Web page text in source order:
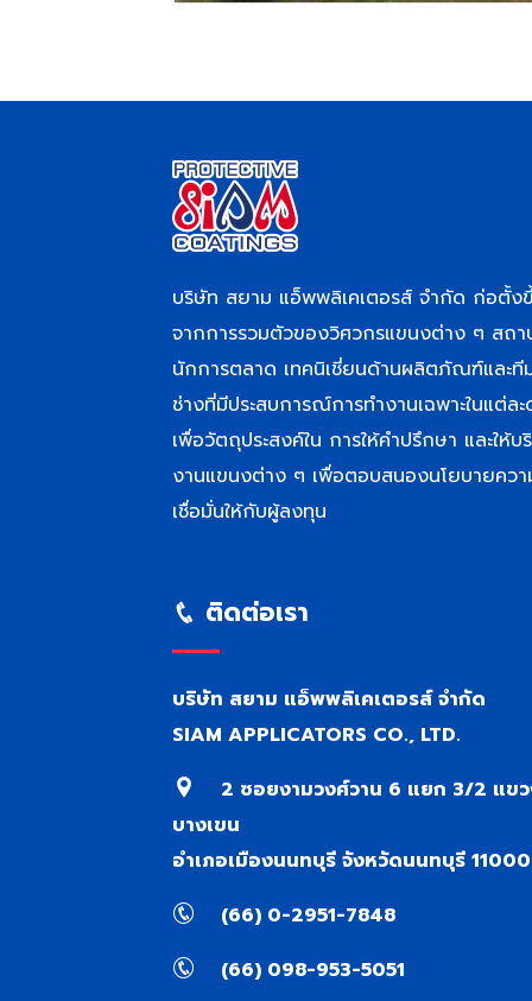
บริษัท สยาม แอ็พพลิเคเตอรส์ จำกัด ก่อตั้ง
จากการรวมตัวของวิศวกรแขนงต่าง ๆ สถ
นักการตลาด เทคนิเชี่ยนด้านผลิตภัณฑ์และที
ช่างที่มีประสบการณ์การทำงานเฉพาะในแต่ล
เพื่อวัตถุประสงค์ใน การให้คำปรึกษา และให้บ
งานแขนงต่าง ๆ เพื่อตอบสนองนโยบายคว
เชื่อมั่นให้กับผู้ลงทุน
ติดต่อเรา
บริษัท สยาม แอ็พพลิเคเตอรส์ จำกัด
SIAM APPLICATORS CO., LTD.
2 ซอยงามวงศ์วาน 6 แยก 3/2 แข
บางเขน
อำเภอเมืองนนทบุรี จังหวัดนนทบุรี 11000
(66) 0-2951-7848
(66) 098-953-5051